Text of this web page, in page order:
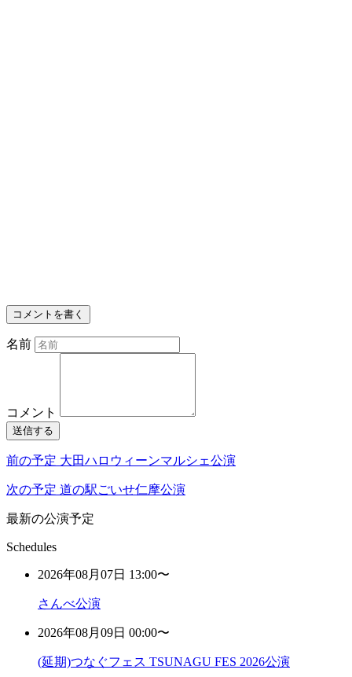
コメントを書く
名前
コメント
送信する
前の予定 大田ハロウィーンマルシェ公演
次の予定 道の駅ごいせ仁摩公演
最新の公演予定
Schedules
2026年08月07日 13:00〜
さんべ公演
2026年08月09日 00:00〜
(延期)つなぐフェス TSUNAGU FES 2026公演